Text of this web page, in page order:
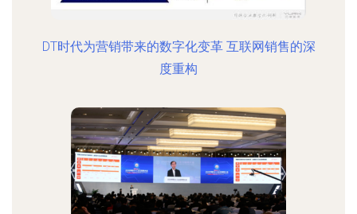
DT时代为营销带来的数字化变革 互联网销售的深
度重构